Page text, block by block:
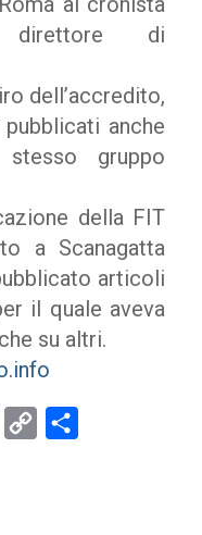
direttore di
dell’accredito,
anche
gruppo
della FIT
a Scanagatta
articoli
il quale aveva
su altri.
Email
Copy